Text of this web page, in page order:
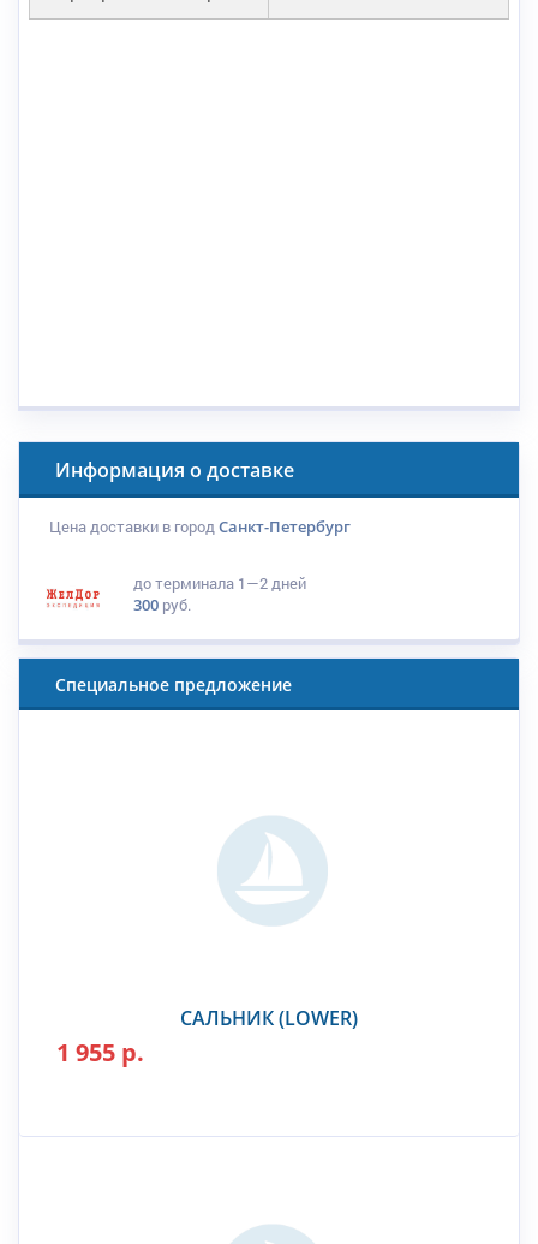
Информация о доставке
Цена доставки в городСанкт-Петербург
до терминала 1—2 дней
300 руб.
Специальное предложение
САЛЬНИК (LOWER)
1 955 р.